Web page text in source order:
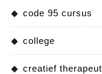
code 95 cursus
college
creatief therapeut